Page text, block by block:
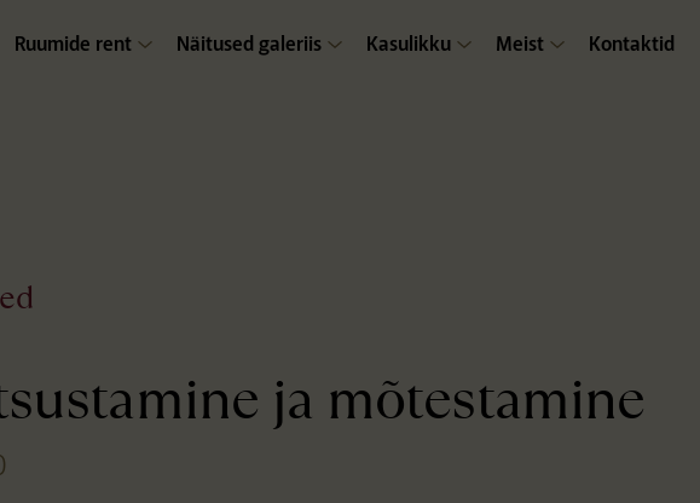
Ruumide rent Näitused galeriis Kasulikku Meist Kontaktid
ja mõtestamine